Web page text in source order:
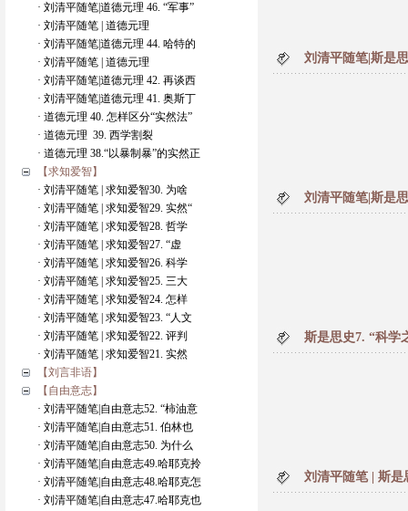
· 刘清平随笔|道德元理 46. “军事”
· 刘清平随笔 | 道德元理
· 刘清平随笔|道德元理 44. 哈特的
· 刘清平随笔 | 道德元理
· 刘清平随笔|道德元理 42. 再谈西
· 刘清平随笔|道德元理 41. 奥斯丁
· 道德元理 40. 怎样区分“实然法”
· 道德元理 39. 西学割裂
· 道德元理 38.“以暴制暴”的实然正
【求知爱智】
· 刘清平随笔 | 求知爱智30. 为啥
· 刘清平随笔 | 求知爱智29. 实然“
· 刘清平随笔 | 求知爱智28. 哲学
· 刘清平随笔 | 求知爱智27. “虚
· 刘清平随笔 | 求知爱智26. 科学
· 刘清平随笔 | 求知爱智25. 三大
· 刘清平随笔 | 求知爱智24. 怎样
· 刘清平随笔 | 求知爱智23. “人文
· 刘清平随笔 | 求知爱智22. 评判
· 刘清平随笔 | 求知爱智21. 实然
【刘言非语】
【自由意志】
· 刘清平随笔|自由意志52. “柿油意
· 刘清平随笔|自由意志51. 伯林也
· 刘清平随笔|自由意志50. 为什么
· 刘清平随笔|自由意志49.哈耶克拎
· 刘清平随笔|自由意志48.哈耶克怎
· 刘清平随笔|自由意志47.哈耶克也
刘清平随笔|斯是
刘清平随笔|斯是
斯是思史7. “科学
刘清平随笔 | 斯是